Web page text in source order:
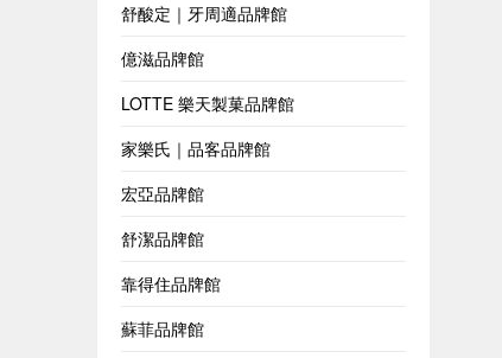
舒酸定｜牙周適品牌館
億滋品牌館
LOTTE 樂天製菓品牌館
家樂氏｜品客品牌館
宏亞品牌館
舒潔品牌館
靠得住品牌館
蘇菲品牌館